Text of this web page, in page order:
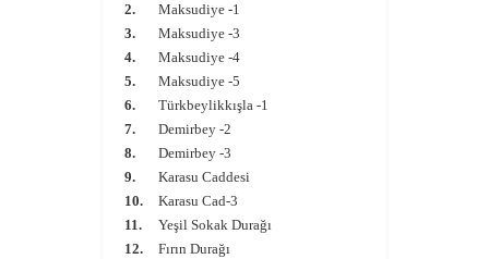
2.
Maksudiye -1
3.
Maksudiye -3
4.
Maksudiye -4
5.
Maksudiye -5
6.
Türkbeylikkışla -1
7.
Demirbey -2
8.
Demirbey -3
9.
Karasu Caddesi
10.
Karasu Cad-3
11.
Yeşil Sokak Durağı
12.
Fırın Durağı